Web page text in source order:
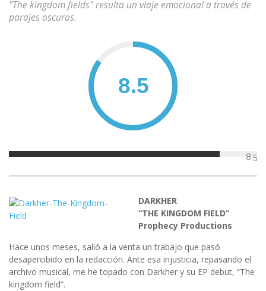
"The kingdom fields" resulta un viaje emocional a través de
parajes oscuros.
8.5
DARKHER
“THE KINGDOM FIELD”
Prophecy Productions
Hace unos meses, salió a la venta un trabajo que pasó
desapercibido en la redacción. Ante esa injusticia, repasando el
archivo musical, me he topado con Darkher y su EP debut, “The
kingdom field”.